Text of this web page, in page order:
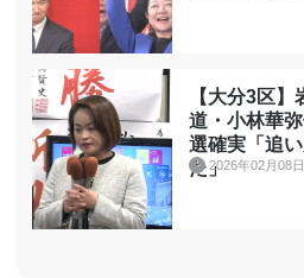
【大分3区
道・小林華
選確実「追
た」2026年02月08